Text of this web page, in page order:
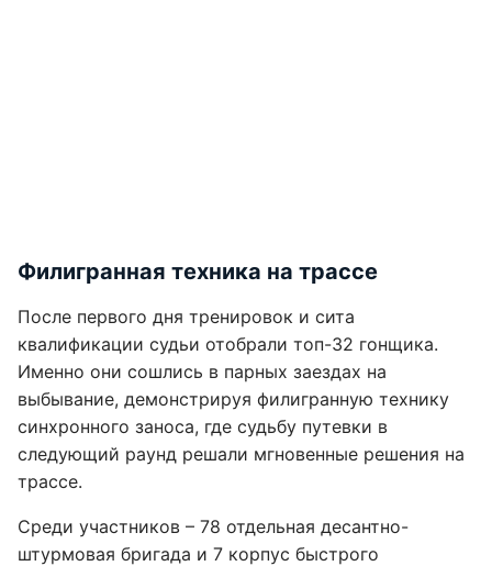
Филигранная техника на трассе
После первого дня тренировок и сита
квалификации судьи отобрали топ-32 гонщика.
Именно они сошлись в парных заездах на
выбывание, демонстрируя филигранную технику
синхронного заноса, где судьбу путевки в
следующий раунд решали мгновенные решения на
трассе.
Среди участников – 78 отдельная десантно-
штурмовая бригада и 7 корпус быстрого